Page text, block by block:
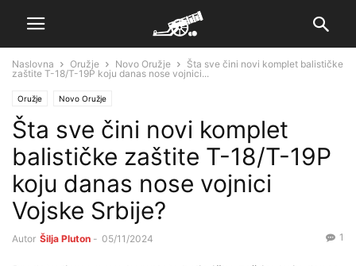
Naslovna Oružje Novo Oružje
Šta sve čini novi komplet balističke
zaštite T-18/T-19P koju danas nose vojnici...
Oružje Novo Oružje
Šta sve čini novi komplet
balističke zaštite T-18/T-19P
koju danas nose vojnici
Vojske Srbije?
Autor Šilja Pluton - 05/11/2024 1